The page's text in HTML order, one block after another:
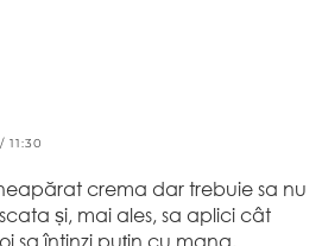
11:30
crema dar trebuie sa nu
și, mai ales, sa aplici cât